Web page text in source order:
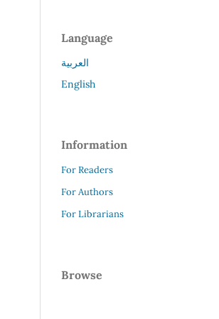
Language
العربية
English
Information
For Readers
For Authors
For Librarians
Browse